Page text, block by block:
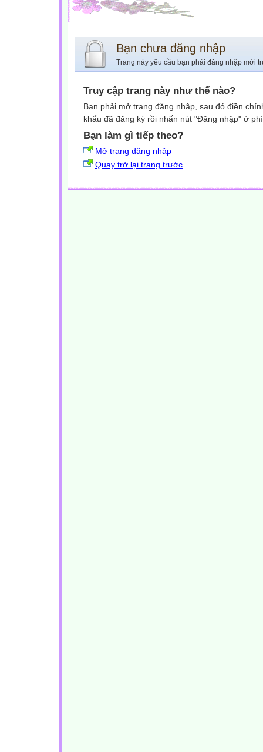
Bạn chưa đăng nhập
Trang này yêu cầu bạn phải đăng nhập mới
Truy cập trang này như thế nào?
Bạn phải mở trang đăng nhập, sau đó điền
khẩu đã đăng ký rồi nhấn nút "Đăng nhập" ở
Bạn làm gì tiếp theo?
Mở trang đăng nhập
Quay trở lại trang trước